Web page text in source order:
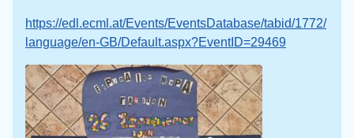
https://edl.ecml.at/Events/EventsDatabase/tabid/1772/
language/en-GB/Default.aspx?EventID=29469